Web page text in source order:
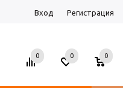
Вход Регистрация
0 0 0